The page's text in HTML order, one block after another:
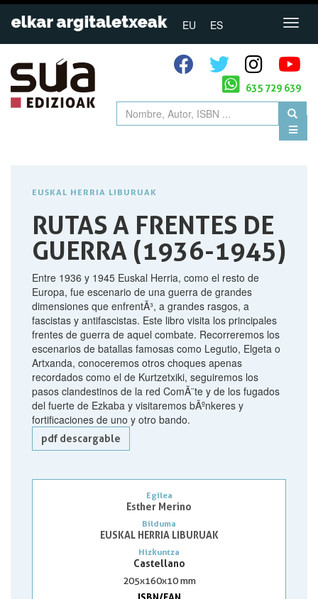
EU ES
635 729 639
EUSKAL HERRIA LIBURUAK
RUTAS A FRENTES DE
GUERRA (1936-1945)
Entre 1936 y 1945 Euskal Herria, como el resto de
Europa, fue escenario de una guerra de grandes
dimensiones que enfrentÃ³, a grandes rasgos, a
fascistas y antifascistas. Este libro visita los principales
frentes de guerra de aquel combate. Recorreremos los
escenarios de batallas famosas como Legutio, Elgeta o
Artxanda, conoceremos otros choques apenas
recordados como el de Kurtzetxiki, seguiremos los
pasos clandestinos de la red ComÃ¨te y de los fugados
del fuerte de Ezkaba y visitaremos bÃºnkeres y
fortificaciones de uno y otro bando.
pdf descargable
Egilea
Esther Merino
Bilduma
EUSKAL HERRIA LIBURUAK
Hizkuntza
Castellano
205x160x10 mm